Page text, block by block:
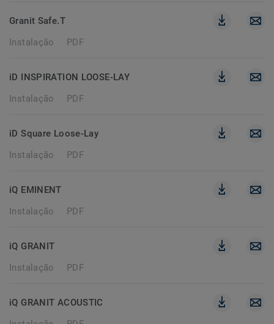
Granit Safe.T
Instalação
PDF
iD INSPIRATION LOOSE-LAY
Instalação
PDF
iD Square Loose-Lay
Instalação
PDF
iQ EMINENT
Instalação
PDF
iQ GRANIT
Instalação
PDF
iQ GRANIT ACOUSTIC